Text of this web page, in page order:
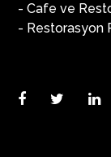
- Cafe ve
- Restorasyon